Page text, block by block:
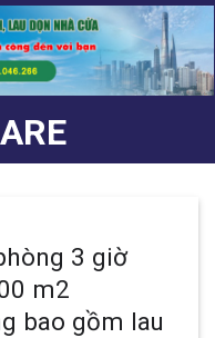
3 giờ
m2
bao gồm lau